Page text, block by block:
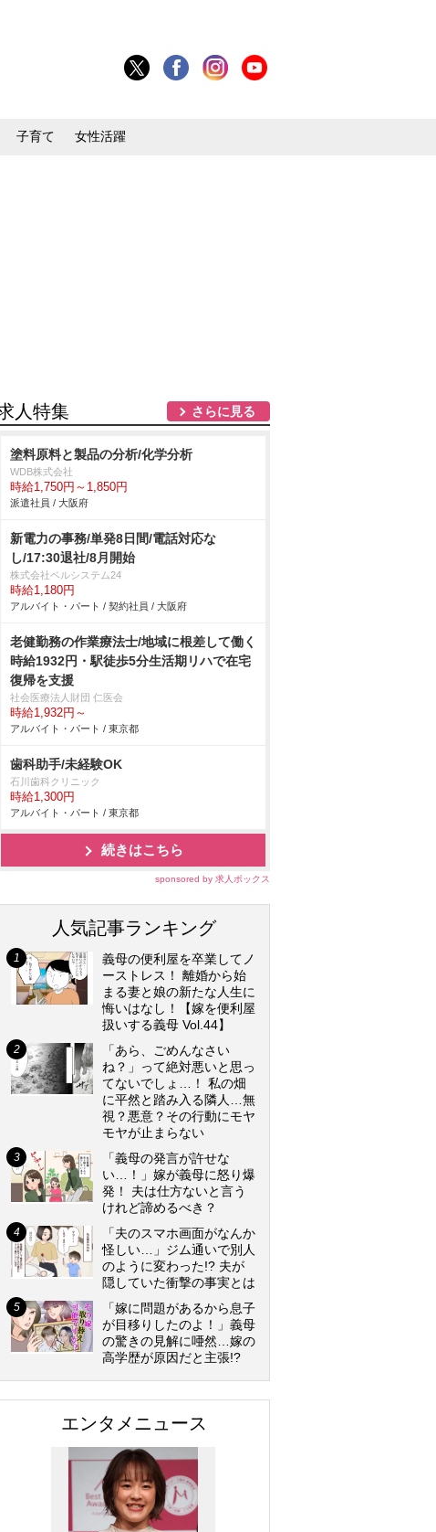
子育て 女性活躍
人特集 さらに見る
塗料原料と製品の分析/化学分析
WDB株式会社
時給1,750円～1,850円
派遣社員 / 大阪府
新電力の事務/単発8日間/電話対応な
し/17:30退社/8月開始
株式会社ベルシステム24
時給1,180円
アルバイト・パート / 契約社員 / 大阪府
老健勤務の作業療法士/地域に根差して働く
時給1932円・駅徒歩5分生活期リハで在宅
復帰を支援
社会医療法人財団 仁医会
時給1,932円～
アルバイト・パート / 東京都
歯科助手/未経験OK
石川歯科クリニック
時給1,300円
アルバイト・パート / 東京都
続きはこちら
sponsored by 求人ボックス
人気記事ランキング
義母の便利屋を卒業してノ
ーストレス！ 離婚から始
まる妻と娘の新たな人生に
悔いはなし！【嫁を便利屋
扱いする義母 Vol.44】
「あら、ごめんなさい
ね？」って絶対悪いと思っ
てないでしょ…！ 私の畑
に平然と踏み入る隣人…無
視？悪意？その行動にモヤ
モヤが止まらない
「義母の発言が許せな
い…！」嫁が義母に怒り爆
発！ 夫は仕方ないと言う
けれど諦めるべき？
「夫のスマホ画面がなんか
怪しい…」ジム通いで別人
のように変わった!? 夫が
隠していた衝撃の事実とは
「嫁に問題があるから息子
が目移りしたのよ！」義母
の驚きの見解に唖然…嫁の
高学歴が原因だと主張!?
エンタメニュース